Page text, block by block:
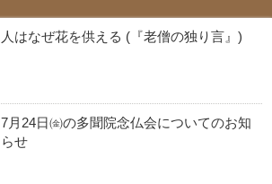
人はなぜ花を供える (『老僧の独り言』)
7月24日㈮の多聞院念仏会についてのお知
らせ